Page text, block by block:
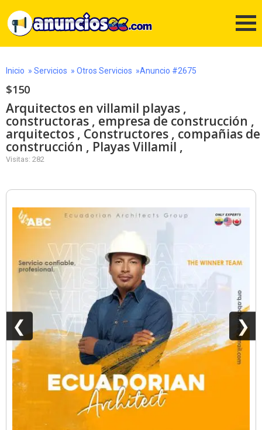
Inicio » Servicios » Otros Servicios »Anuncio #2675
$150
Arquitectos en villamil playas ,
constructoras , empresa de construcción ,
arquitectos , Constructores , compañias de
construcción , Playas Villamil ,
Visitas: 282
❮ ❯